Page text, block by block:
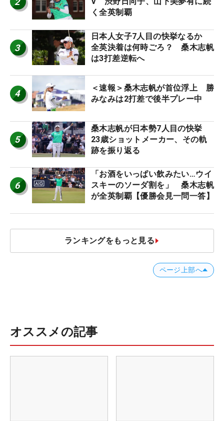
く全英制覇
3
日本人女子7人目の快挙なるか
全英決着は何時ごろ？ 桑木志帆
は3打差逆転へ
4
＜速報＞桑木志帆が首位浮上 勝
みなみは2打差で後半プレー中
5
桑木志帆が日本勢7人目の快挙
23歳ショットメーカー、その軌
跡を振り返る
6
「お酒をいっぱい飲みたい…ウイ
スキーのソーダ割を」 桑木志帆
が全英制覇【優勝会見一問一答】
ランキングをもっと見る
ページ上部へ
オススメの記事